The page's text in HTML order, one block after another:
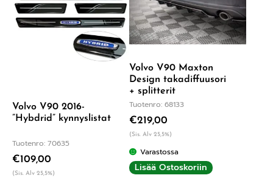
Volvo V90 2016-
”Hybdrid” kynnyslistat
Tuotenro: 70635
€109,00
(Sis. Alv 25,5%)
Volvo V90 Maxton
Design takadiffuusori
+ splitterit
Tuotenro: 68133
€219,00
(Sis. Alv 25,5%)
Varastossa
Lisää Ostoskoriin